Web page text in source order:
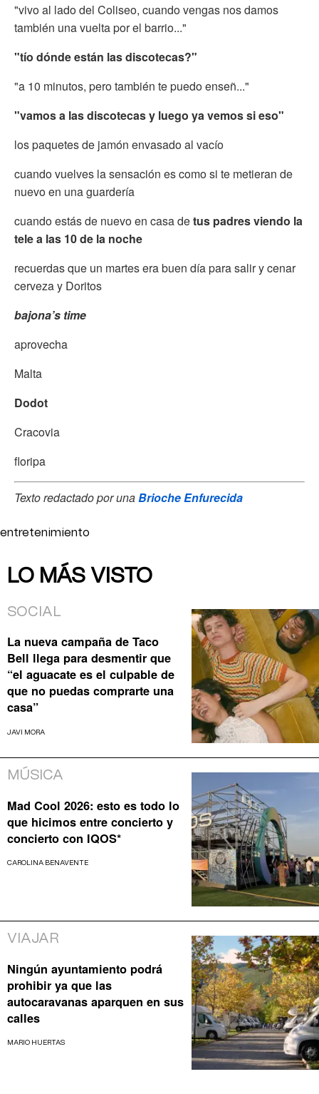
"vivo al lado del Coliseo, cuando vengas nos damos
también una vuelta por el barrio..."
"tío dónde están las discotecas?"
"a 10 minutos, pero también te puedo enseñ..."
"vamos a las discotecas y luego ya vemos si eso"
los paquetes de jamón envasado al vacío
cuando vuelves la sensación es como si te metieran de
nuevo en una guardería
cuando estás de nuevo en casa detus padres viendo la
tele a las 10 de la noche
recuerdas que un martes era buen día para salir y cenar
cerveza y Doritos
bajona’s time
aprovecha
Malta
Dodot
Cracovia
floripa
Texto redactado por unaBrioche Enfurecida
entretenimiento
LO MÁS VISTO
SOCIAL
La nueva campaña de Taco
Bell llega para desmentir que
“el aguacate es el culpable de
que no puedas comprarte una
casa”
JAVI MORA
MÚSICA
Mad Cool 2026: esto es todo lo
que hicimos entre concierto y
concierto con IQOS*
CAROLINA BENAVENTE
VIAJAR
Ningún ayuntamiento podrá
prohibir ya que las
autocaravanas aparquen en sus
calles
MARIO HUERTAS